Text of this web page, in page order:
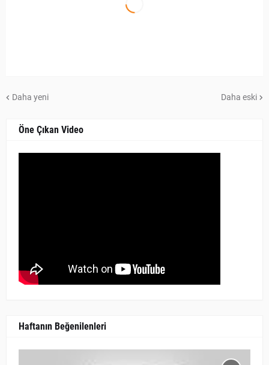
Daha yeni Daha eski
Öne Çıkan Video
Haftanın Beğenilenleri